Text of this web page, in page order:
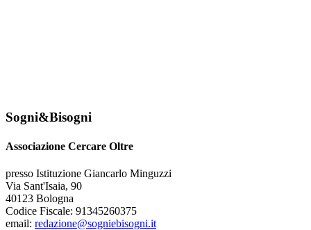
Sogni&Bisogni
Associazione Cercare Oltre
presso Istituzione Giancarlo Minguzzi
Via Sant'Isaia, 90
40123 Bologna
Codice Fiscale: 91345260375
email: redazione@sogniebisogni.it